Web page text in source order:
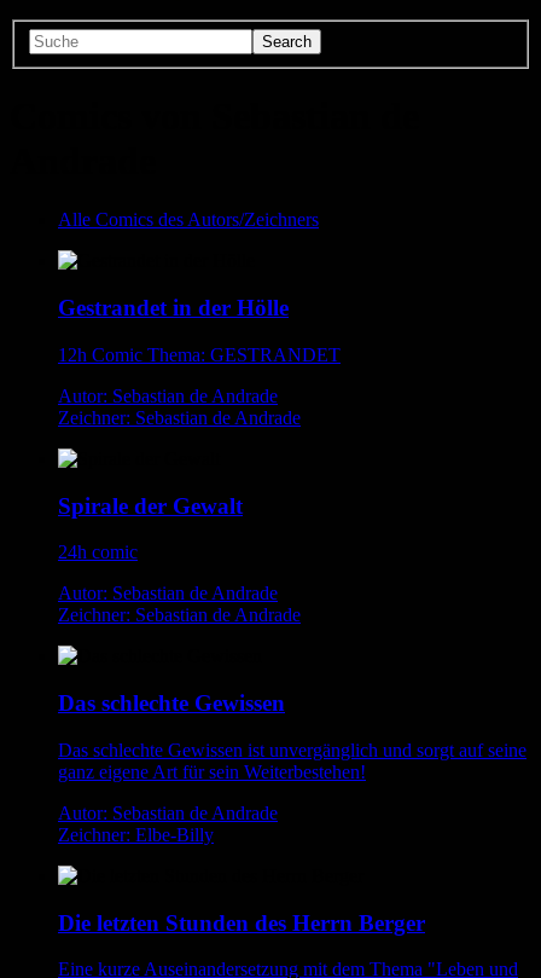
Alle Comics des Autors/Zeichners
Gestrandet in der Hölle
12h Comic Thema: GESTRANDET
Autor: Sebastian de Andrade
Zeichner: Sebastian de Andrade
Spirale der Gewalt
24h comic
Autor: Sebastian de Andrade
Zeichner: Sebastian de Andrade
Das schlechte Gewissen
Das schlechte Gewissen ist unvergänglich und sorgt auf seine
ganz eigene Art für sein Weiterbestehen!
Autor: Sebastian de Andrade
Zeichner: Elbe-Billy
Die letzten Stunden des Herrn Berger
Eine kurze Auseinandersetzung mit dem Thema "Leben und